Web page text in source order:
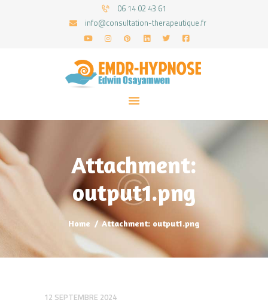
06 14 02 43 61
info@consultation-therapeutique.fr
Attachment:
output1.png
Home Attachment: output1.png
ACCUEIL
MON APPROCHE
ARTICLES
CONSULTATIONS
PRENEZ UN RDV
12 SEPTEMBRE 2024